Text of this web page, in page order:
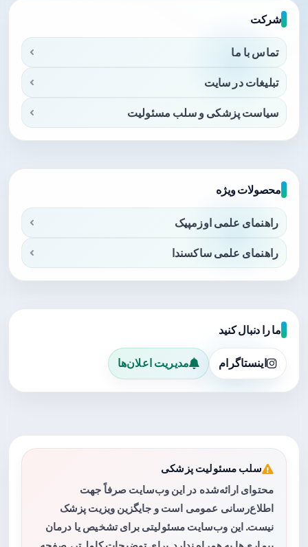
شرکت
تماس با ما
تبلیغات در سایت
سیاست پزشکی و سلب مسئولیت
محصولات ویژه
راهنمای علمی اوزمپیک
راهنمای علمی ساکسندا
ما را دنبال کنید
اینستاگرام مدیریت اعلان‌ها
سلب مسئولیت پزشکی
محتوای ارائه‌شده در این وب‌سایت صرفاً جهت
اطلاع‌رسانی عمومی است و جایگزین ویزیت پزشک
نیست. این وب‌سایت مسئولیتی برای تشخیص یا درمان